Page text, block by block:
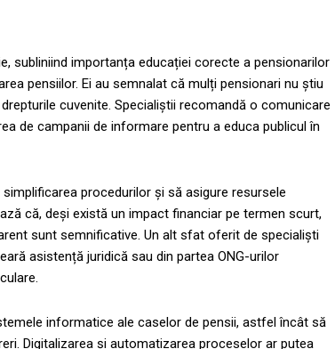
subliniind importanța educației corecte a pensionarilor
pensiilor. Ei au semnalat că mulți pensionari nu știu
cuvenite. Specialiștii recomandă o comunicare
de campanii de informare pentru a educa publicul în
procedurilor și să asigure resursele
că, deși există un impact financiar pe termen scurt,
sunt semnificative. Un alt sfat oferit de specialiști
asistență juridică sau din partea ONG-urilor
informatice ale caselor de pensii, astfel încât să
Digitalizarea și automatizarea proceselor ar putea